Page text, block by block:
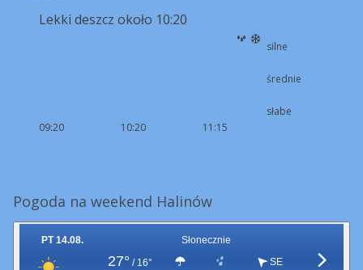
Lekki deszcz około 10:20
09:20 10:20 11:15
silne
średnie
słabe
Pogoda na weekend Halinów
PT 14.08. Słonecznie
27° / 16°
SE